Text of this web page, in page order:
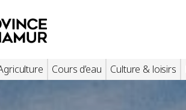
Cours d’eau Culture & loisirs